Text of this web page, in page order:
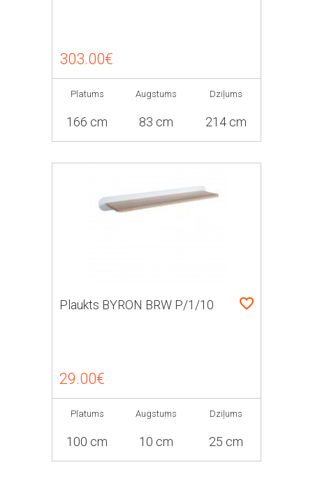
303.00€
Platums
166 cm
Augstums
83 cm
Dziļums
214 cm
Plaukts BYRON BRW P/1/10
29.00€
Platums
100 cm
Augstums
10 cm
Dziļums
25 cm